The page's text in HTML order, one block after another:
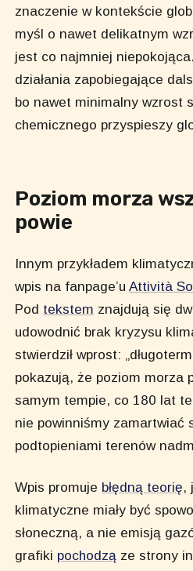
znaczenie w kontekście
myśl o nawet delikatnym
jest co najmniej
działania zapobiegające
bo nawet minimalny wzrost
chemicznego przyspieszy
Poziom morza
powie
Innym przykładem
wpis na fanpage’uAttività
Pod tekstem znajdują się
udowodnić brak kryzysu
stwierdził wprost:
pokazują, że poziom morza
samym tempie, co 180 lat
nie powinniśmy zamartwiać
podtopieniami terenów
Wpis promuje błędną teorię,
klimatyczne miały być
słoneczną, a nie emisją
grafiki pochodzą ze strony